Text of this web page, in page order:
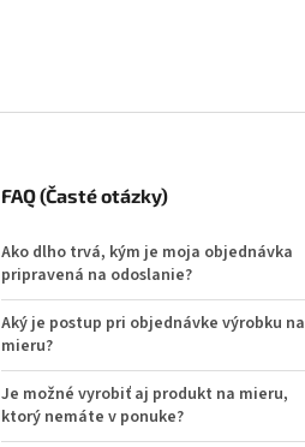
FAQ (Časté otázky)
Ako dlho trvá, kým je moja objednávka
pripravená na odoslanie?
Aký je postup pri objednávke výrobku na
mieru?
Je možné vyrobiť aj produkt na mieru,
ktorý nemáte v ponuke?